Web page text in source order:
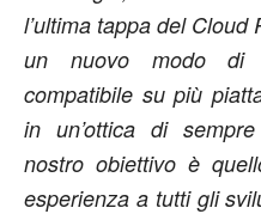
l’ultima tappa del
un nuovo modo di
compatibile su più
in un’ottica di
nostro obiettivo è
esperienza a tutti gli